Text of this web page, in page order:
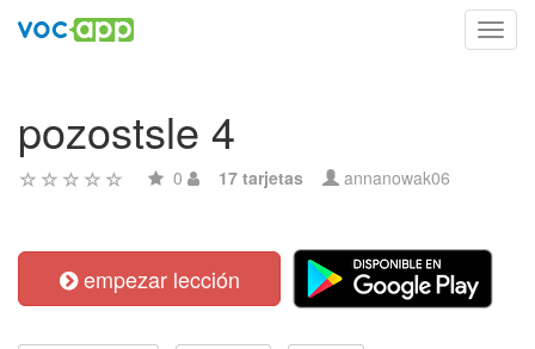
pozostsle 4
0 17 tarjetas annanowak06
empezar lección